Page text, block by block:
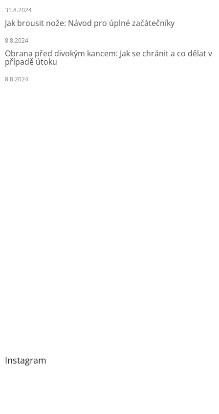
31.8.2024
Jak brousit nože: Návod pro úplné začátečníky
8.8.2024
Obrana před divokým kancem: Jak se chránit a co dělat v
případě útoku
8.8.2024
Instagram